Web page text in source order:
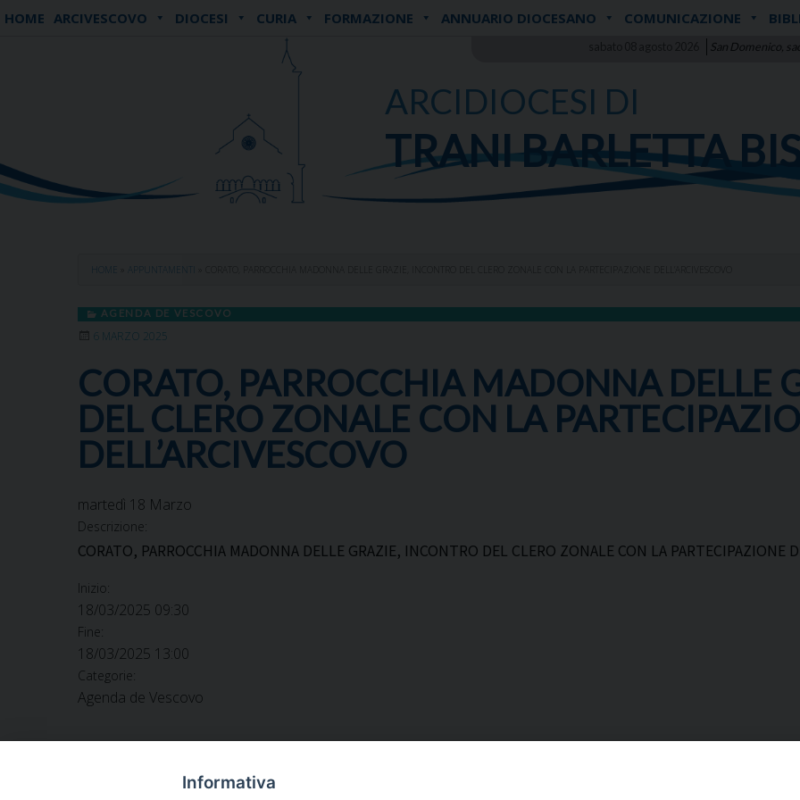
Skip
San Domenico,
HOME ARCIVESCOVO DIOCESI CURIA FORMAZIONE ANNUARIO DIOCESANO COMUNICAZIONE
ARCIDIOCESI DI
TRANI BARLETTA
HOME APPUNTAMENTI
AGENDA DE VESCOVO
6 MARZO 2025
CORATO, PARROCCHIA MADONNA DELLE
DEL CLERO ZONALE CON LA
DELL’ARCIVESCOVO
martedì 18 Marzo
Descrizione:
CORATO, PARROCCHIA MADONNA DELLE GRAZIE, INCONTRO DEL CLERO ZONALE CON LA PARTECIPAZIONE
Inizio:
18/03/2025 09:30
Fine:
18/03/2025 13:00
Categorie:
Agenda de Vescovo
Informativa